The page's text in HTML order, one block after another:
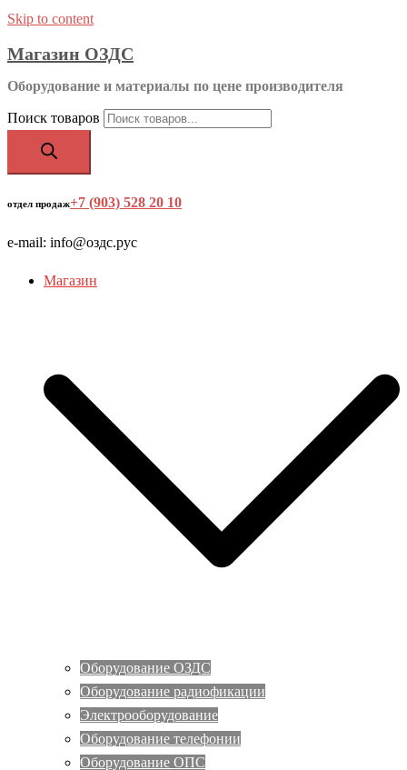
Skip to content
Магазин ОЗДС
Оборудование и материалы по цене производителя
Поиск товаров
отдел продаж+7 (903) 528 20 10
e-mail: info@оздс.рус
Магазин
Оборудование ОЗДС
Оборудование радиофикации
Электрооборудование
Оборудование телефонии
Оборудование ОПС